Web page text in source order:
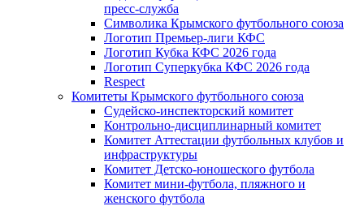
пресс-служба
Символика Крымского футбольного союза
Логотип Премьер-лиги КФС
Логотип Кубка КФС 2026 года
Логотип Суперкубка КФС 2026 года
Respect
Комитеты Крымского футбольного союза
Судейско-инспекторский комитет
Контрольно-дисциплинарный комитет
Комитет Аттестации футбольных клубов и
инфраструктуры
Комитет Детско-юношеского футбола
Комитет мини-футбола, пляжного и
женского футбола